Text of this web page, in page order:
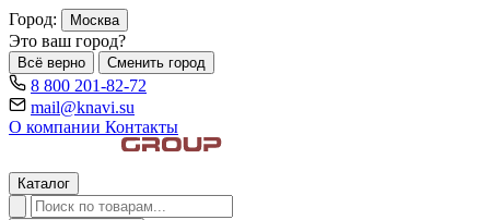
Город: Москва
Это ваш город?
Всё верно Сменить город
8 800 201-82-72
mail@knavi.su
О компании Контакты
Каталог